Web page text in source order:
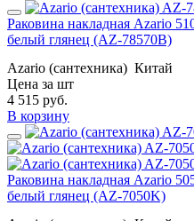
Раковина накладная Azario
белый глянец (AZ-78570B)
Azario (сантехника) Китай
Цена за шт
4 515 руб.
В корзину
Раковина накладная Azario
белый глянец (AZ-7050K)